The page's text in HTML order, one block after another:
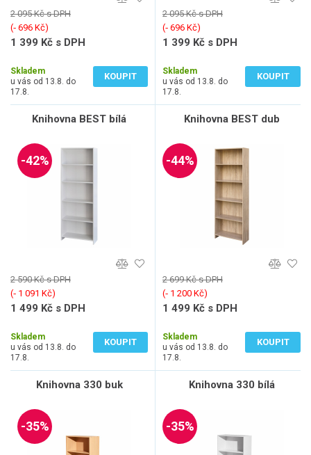
2 095 Kč s DPH
(‐ 696 Kč)
1 399 Kč s DPH
Skladem
u vás od 13.8. do
17.8.
KOUPIT
2 095 Kč s DPH
(‐ 696 Kč)
1 399 Kč s DPH
Skladem
u vás od 13.8. do
17.8.
KOUPIT
Knihovna BEST bílá
-42%
2 590 Kč s DPH
(‐ 1 091 Kč)
1 499 Kč s DPH
Skladem
u vás od 13.8. do
17.8.
KOUPIT
Knihovna BEST dub
-44%
2 699 Kč s DPH
(‐ 1 200 Kč)
1 499 Kč s DPH
Skladem
u vás od 13.8. do
17.8.
KOUPIT
Knihovna 330 buk
-35%
Knihovna 330 bílá
-35%